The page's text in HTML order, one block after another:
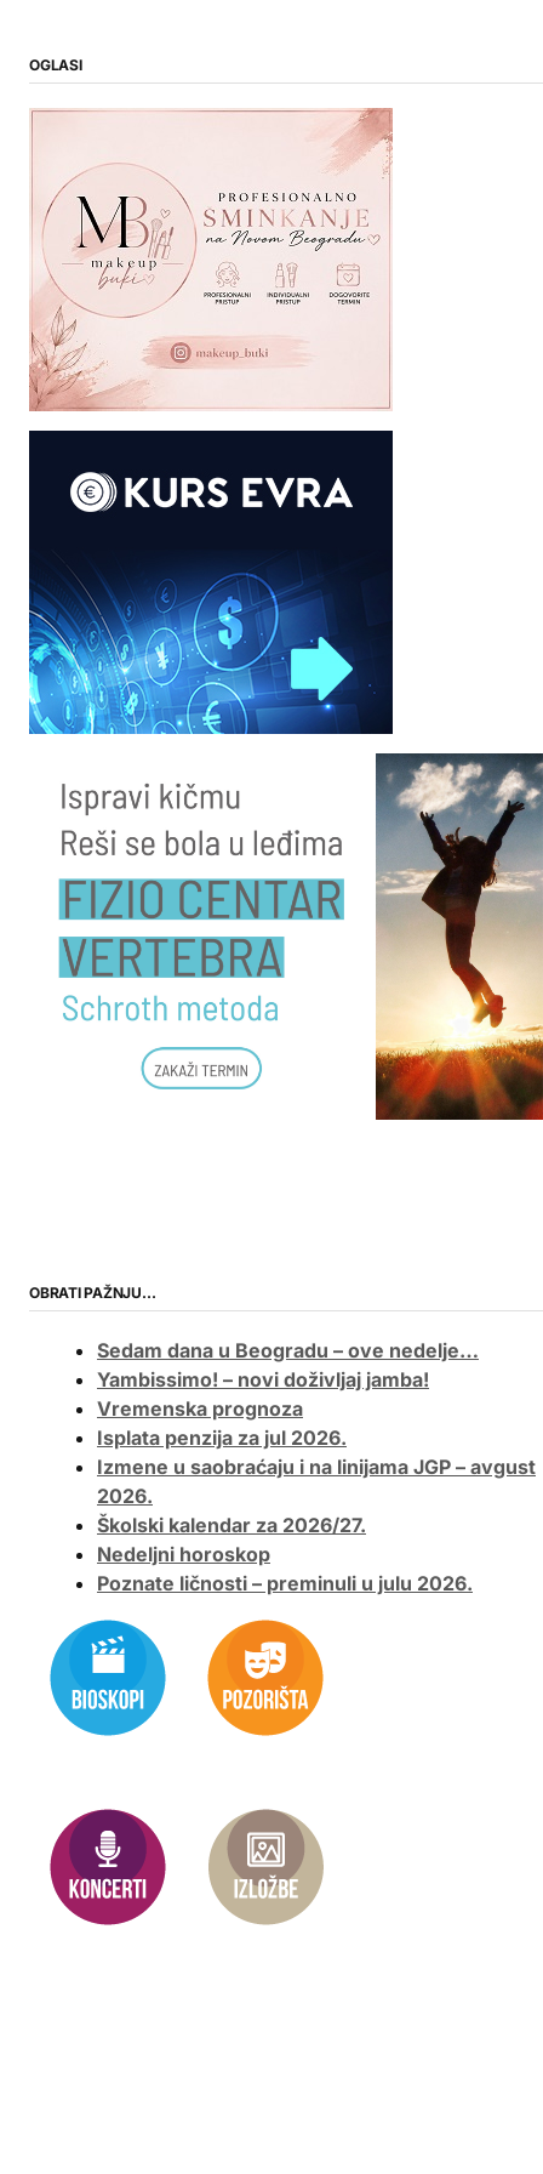
OGLASI
OBRATI PAŽNJU…
Sedam dana u Beogradu – ove nedelje…
Yambissimo! – novi doživljaj jamba!
Vremenska prognoza
Isplata penzija za jul 2026.
Izmene u saobraćaju i na linijama JGP – avgust
2026.
Školski kalendar za 2026/27.
Nedeljni horoskop
Poznate ličnosti – preminuli u julu 2026.